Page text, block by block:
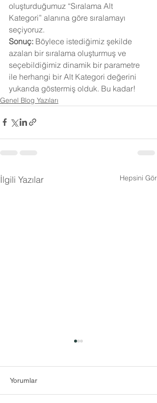
oluşturduğumuz “Sıralama Alt
Kategori” alanına göre sıralamayı
seçiyoruz.
Sonuç: Böylece istediğimiz şekilde
azalan bir sıralama oluşturmuş ve
seçebildiğimiz dinamik bir parametre
ile herhangi bir Alt Kategori değerini
yukarıda göstermiş olduk. Bu kadar!
Genel Blog Yazıları
İlgili Yazılar Hepsini Gör
Yorumlar